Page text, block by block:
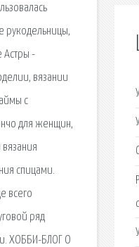
рукодельницы,
Астры -
вязании
с
для женщин,
спицами.
всего
ряд
ХОББИ-БЛОГ О